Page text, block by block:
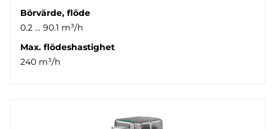
Börvärde, flöde
0.2 ... 90.1 m³/h
Max. flödeshastighet
240 m³/h